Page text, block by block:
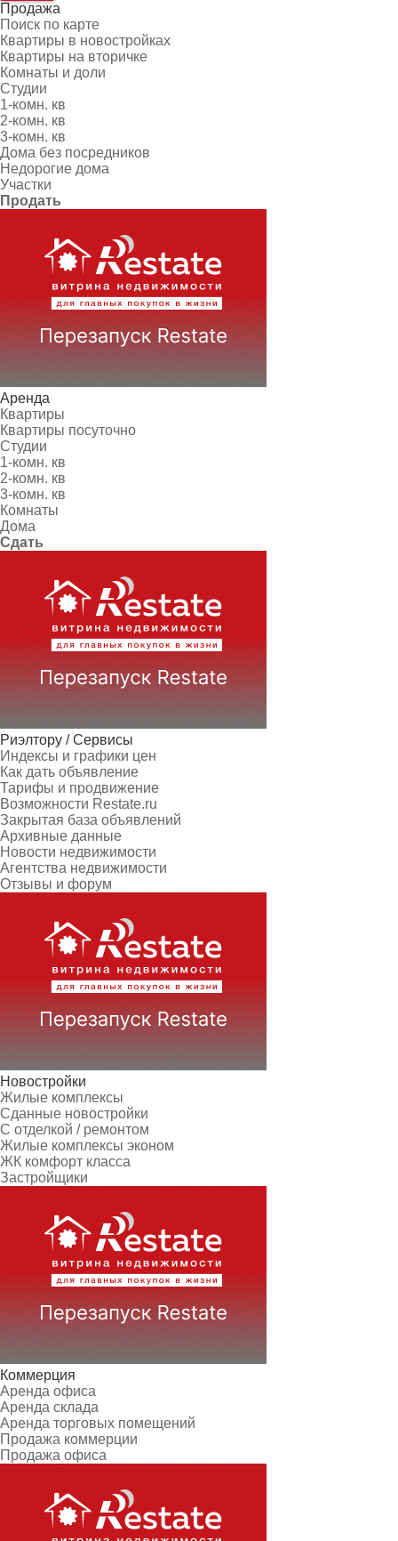
Продажа
Поиск по карте
Квартиры в новостройках
Квартиры на вторичке
Комнаты и доли
Студии
1-комн. кв
2-комн. кв
3-комн. кв
Дома без посредников
Недорогие дома
Участки
Продать
Аренда
Квартиры
Квартиры посуточно
Студии
1-комн. кв
2-комн. кв
3-комн. кв
Комнаты
Дома
Сдать
Риэлтору / Сервисы
Индексы и графики цен
Как дать объявление
Тарифы и продвижение
Возможности Restate.ru
Закрытая база объявлений
Архивные данные
Новости недвижимости
Агентства недвижимости
Отзывы и форум
Новостройки
Жилые комплексы
Сданные новостройки
С отделкой / ремонтом
Жилые комплексы эконом
ЖК комфорт класса
Застройщики
Коммерция
Аренда офиса
Аренда склада
Аренда торговых помещений
Продажа коммерции
Продажа офиса